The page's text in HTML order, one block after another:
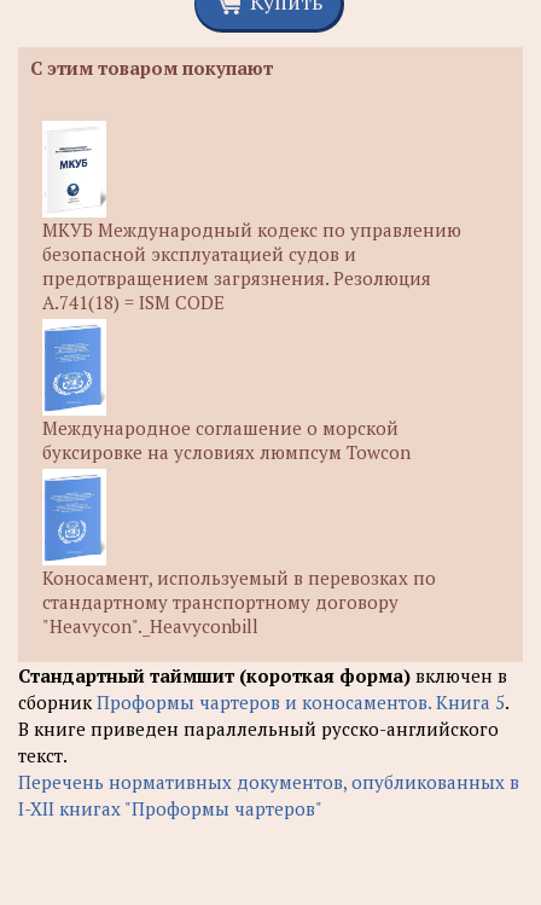
С этим товаром покупают
МКУБ Международный кодекс по управлению
безопасной эксплуатацией судов и
предотвращением загрязнения. Резолюция
А.741(18) = ISM CODE
Международное соглашение о морской
буксировке на условиях люмпсум Towcon
Коносамент, используемый в перевозках по
стандартному транспортному договору
"Heavycon"._Heavyconbill
Стандартный таймшит (короткая форма) включен в
сборник Проформы чартеров и коносаментов. Книга 5.
В книге приведен параллельный русско-английского
текст.
Перечень нормативных документов, опубликованных в
I-XII книгах "Проформы чартеров"